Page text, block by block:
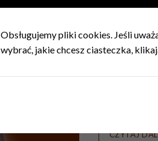
2023-04-29
Hruszowca z
CZYTAJ
Obsługujemy pliki cookies. Jeśli
wybrać, jakie chcesz ciasteczka,